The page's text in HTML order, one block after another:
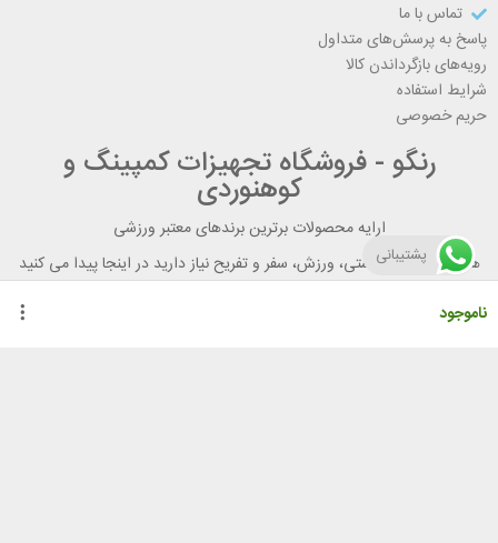
ناموجود
تماس با ما
پاسخ به پرسش‌های متداول
رویه‌های بازگرداندن کالا
شرایط استفاده
حریم خصوصی
رنگو - فروشگاه تجهیزات کمپینگ و
کوهنوردی
ارایه محصولات برترین برندهای معتبر ورزشی
هر آنچه برای تندرستی، ورزش، سفر و تفریح نیاز دارید در اینجا پیدا می کنید
پشتیبانی